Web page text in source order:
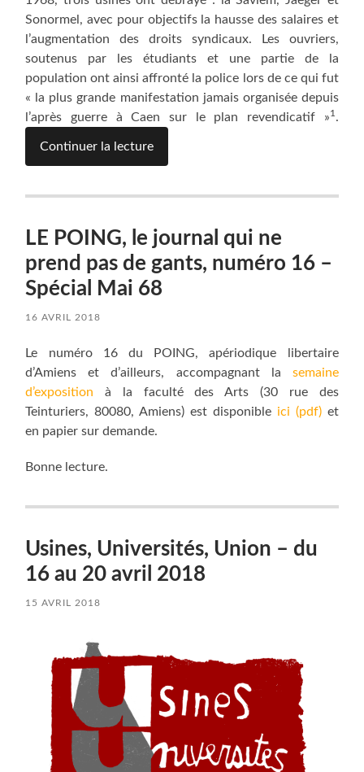
Sonormel, avec pour objectifs la hausse des salaires et
l’augmentation des droits syndicaux. Les ouvriers,
soutenus par les étudiants et une partie de la
population ont ainsi affronté la police lors de ce qui fut
« la plus grande manifestation jamais organisée depuis
l’après guerre à Caen sur le plan revendicatif »1 .
Continuer la lecture
LE POING, le journal qui ne
prend pas de gants, numéro 16 –
Spécial Mai 68
16 AVRIL 2018
Le numéro 16 du POING, apériodique libertaire
d’Amiens et d’ailleurs, accompagnant la semaine
d’exposition à la faculté des Arts (30 rue des
Teinturiers, 80080, Amiens) est disponible ici (pdf)et
en papier sur demande.
Bonne lecture.
Usines, Universités, Union – du
16 au 20 avril 2018
15 AVRIL 2018